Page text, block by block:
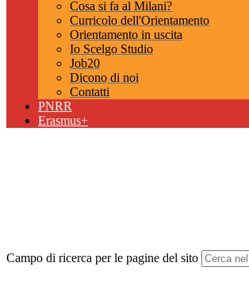
Cosa si fa al Milani?
Curricolo dell'Orientamento
Orientamento in uscita
Io Scelgo Studio
Job20
Dicono di noi
Contatti
PNRR
Erasmus+
Campo di ricerca per le pagine del sito